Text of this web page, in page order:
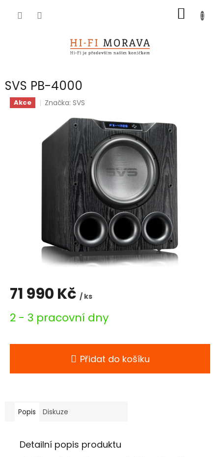
KOŠÍK
SVS PB-4000
Akce Značka:SVS
71 990 Kč / ks
cena:
2 - 3 pracovní dny
Přidat do košíku
Popis Diskuze
Detailní popis produktu